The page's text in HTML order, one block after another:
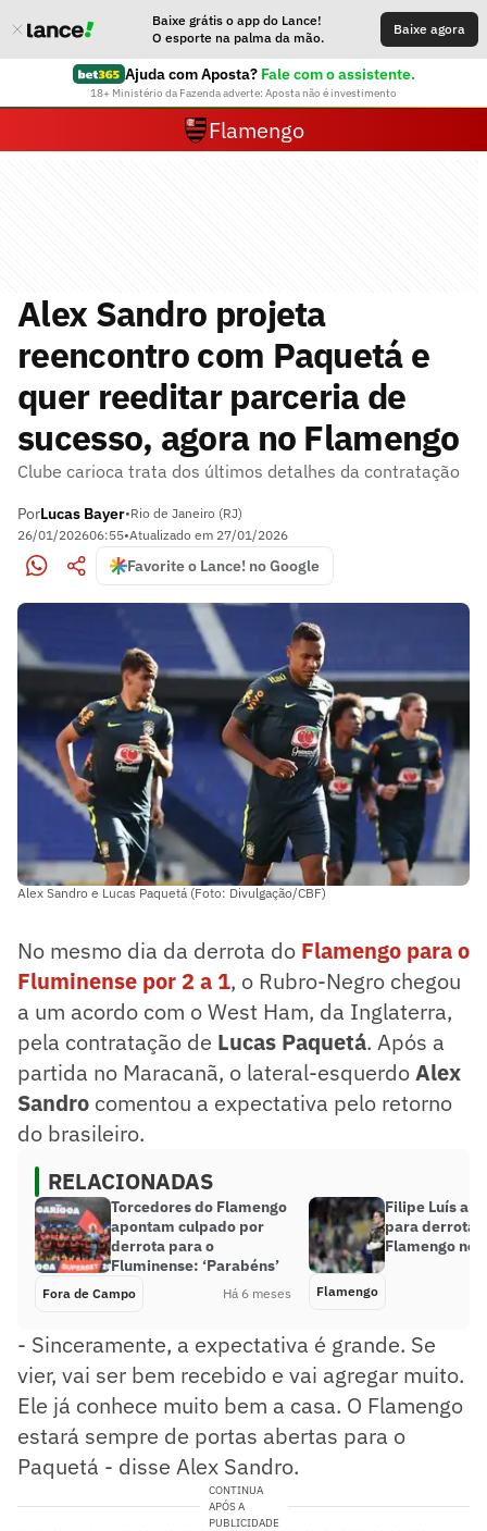
Baixe grátis o app do Lance!
O esporte na palma da mão.
Baixe agora
Ajuda com Aposta? Fale com o assistente.
18+ Ministério da Fazenda adverte: Aposta não é investimento
Flamengo
Alex Sandro projeta
reencontro com Paquetá e
quer reeditar parceria de
sucesso, agora no Flamengo
Clube carioca trata dos últimos detalhes da contratação
PorLucas Bayer•Rio de Janeiro (RJ)
26/01/202606:55•Atualizado em 27/01/2026
Favorite o Lance! no Google
Alex Sandro e Lucas Paquetá (Foto: Divulgação/CBF)
No mesmo dia da derrota do Flamengo para o
Fluminense por 2 a 1, o Rubro-Negro chegou
a um acordo com o West Ham, da Inglaterra,
pela contratação de Lucas Paquetá. Após a
partida no Maracanã, o lateral-esquerdoAlex
Sandro comentou a expectativa pelo retorno
do brasileiro.
RELACIONADAS
Torcedores do Flamengo
apontam culpado por
derrota para o
Fluminense: ‘Parabéns’
Fora de Campo Há 6 meses
Filipe Luís
para derrota
Flamengo no
Flamengo
- Sinceramente, a expectativa é grande. Se
vier, vai ser bem recebido e vai agregar muito.
Ele já conhece muito bem a casa. O Flamengo
estará sempre de portas abertas para o
Paquetá - disse Alex Sandro.
CONTINUA
APÓS A
PUBLICIDADE